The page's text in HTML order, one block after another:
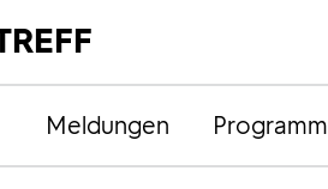
Meldungen Programm